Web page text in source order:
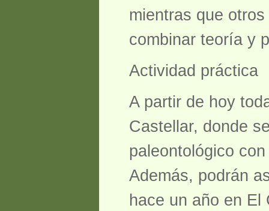
mientras que
combinar teoría y
Actividad práctica
A partir de hoy
Castellar, donde
paleontológico
Además, podrán
hace un año en